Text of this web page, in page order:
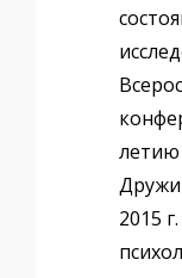
летию
2015